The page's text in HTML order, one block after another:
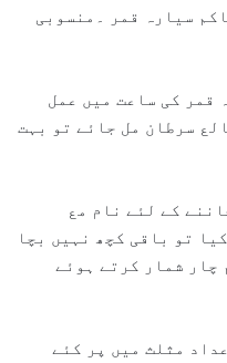
حاکم سیارہ قمر ۔منسوبی
قمر کی ساعت میں عمل
سرطان مل جائے تو بہت
کے لئے نام مع
کو 4 پر تقسیم کیا تو باقی کچھ نہیں بچا
ہم چار شمار کرتے ہوئے
مثلث میں پر کئے